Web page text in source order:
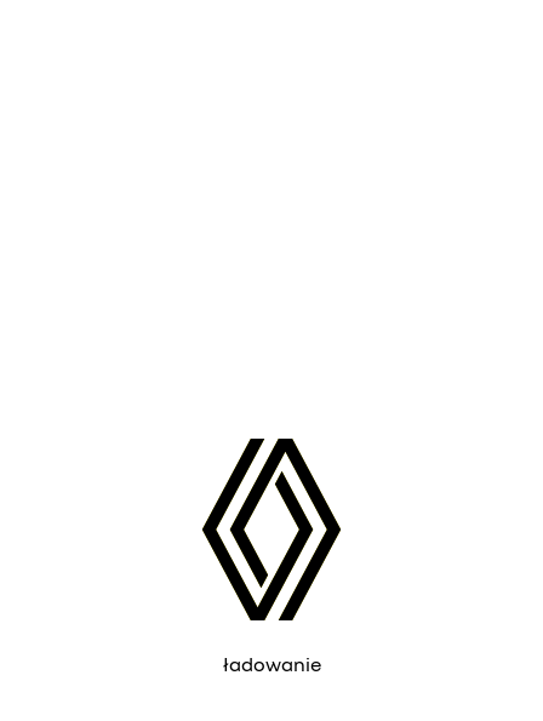
ładowanie